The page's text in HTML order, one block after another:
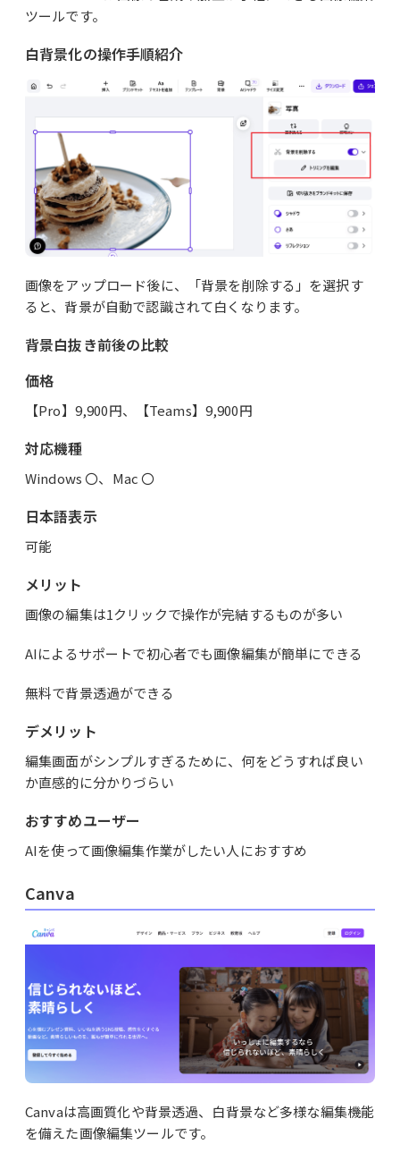
ツールです。
白背景化の操作手順紹介
画像をアップロード後に、「背景を削除する」を選択す
ると、背景が自動で認識されて白くなります。
背景白抜き前後の比較
価格
【Pro】9,900円、【Teams】9,900円
対応機種
Windows 〇、Mac 〇
日本語表示
可能
メリット
画像の編集は1クリックで操作が完結するものが多い
AIによるサポートで初心者でも画像編集が簡単にできる
無料で背景透過ができる
デメリット
編集画面がシンプルすぎるために、何をどうすれば良い
か直感的に分かりづらい
おすすめユーザー
AIを使って画像編集作業がしたい人におすすめ
Canva
Canvaは高画質化や背景透過、白背景など多様な編集機能
を備えた画像編集ツールです。